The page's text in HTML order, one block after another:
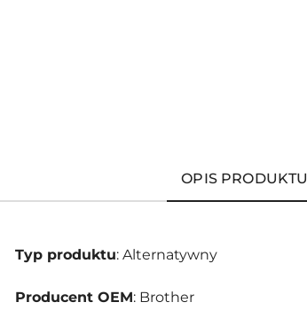
OPIS PRODUKTU
Typ produktu: Alternatywny
Producent OEM: Brother